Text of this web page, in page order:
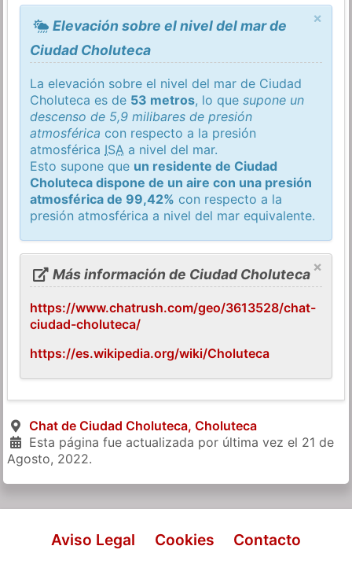
×
Elevación sobre el nivel del mar de
Ciudad Choluteca
La elevación sobre el nivel del mar de Ciudad
Choluteca es de 53 metros, lo quesupone un
descenso de 5,9 milibares de presión
atmosférica con respecto a la presión
atmosférica ISA a nivel del mar.
Esto supone que un residente de Ciudad
Choluteca dispone de un aire con una presión
atmosférica de 99,42% con respecto a la
presión atmosférica a nivel del mar equivalente.
×
Más información de Ciudad Choluteca
https://www.chatrush.com/geo/3613528/chat-
ciudad-choluteca/
https://es.wikipedia.org/wiki/Choluteca
Chat de Ciudad Choluteca, Choluteca
Esta página fue actualizada por última vez el 21 de
Agosto, 2022.
Aviso Legal Cookies Contacto